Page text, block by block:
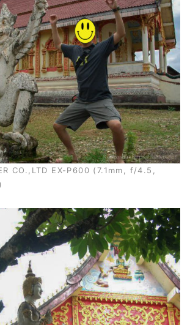
CO.,LTD EX-P600 (7.1mm, f/4.5,